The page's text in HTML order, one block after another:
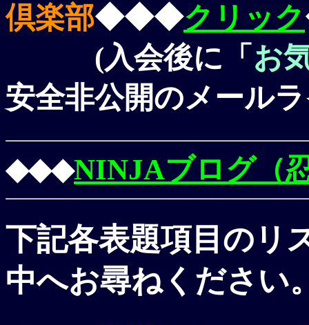
倶楽部◆◆◆クリック
(入会後に「 お
安全非公開のメール
◆◆◆NINJAブログ（
下記各表題項目のリ
中へお尋ねください